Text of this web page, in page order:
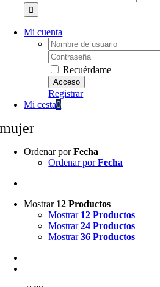
Mi cuenta
Username:
Password:
Recuérdame
Registrar
Mi cesta0
mujer
Ordenar porFecha
Ordenar porFecha
Mostrar 12 Productos
Mostrar 12 Productos
Mostrar24 Productos
Mostrar36 Productos